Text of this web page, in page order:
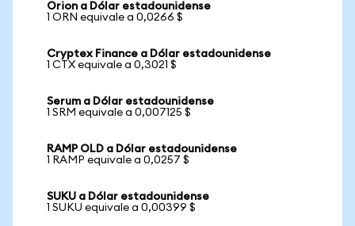
Orion a Dólar estadounidense
1 ORN equivale a 0,0266 $
Cryptex Finance a Dólar estadounidense
1 CTX equivale a 0,3021 $
Serum a Dólar estadounidense
1 SRM equivale a 0,007125 $
RAMP OLD a Dólar estadounidense
1 RAMP equivale a 0,0257 $
SUKU a Dólar estadounidense
1 SUKU equivale a 0,00399 $